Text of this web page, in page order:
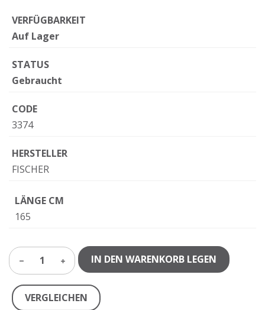
VERFÜGBARKEIT
Auf Lager
STATUS
Gebraucht
CODE
3374
HERSTELLER
FISCHER
LÄNGE CM
165
1 IN DEN WARENKORB LEGEN
VERGLEICHEN